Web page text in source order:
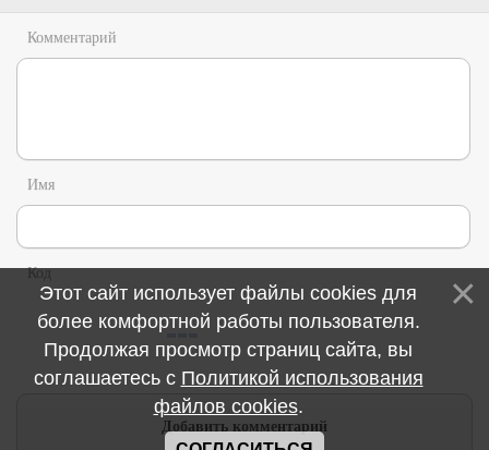
Комментарий
Имя
Код
Этот сайт использует файлы cookies для
более комфортной работы пользователя.
Продолжая просмотр страниц сайта, вы
соглашаетесь с Политикой использования
файлов cookies.